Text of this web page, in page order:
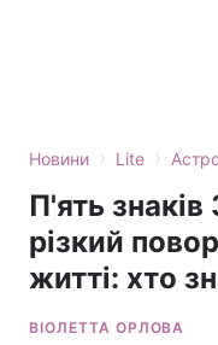
Новини › Lite ›
П'ять знаків
різкий
житті: хто
ВІОЛЕТТА ОРЛОВА